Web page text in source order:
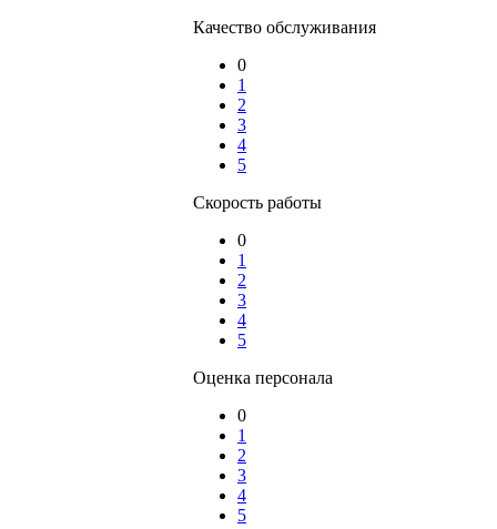
Качество обслуживания
0
1
2
3
4
5
Скорость работы
0
1
2
3
4
5
Оценка персонала
0
1
2
3
4
5